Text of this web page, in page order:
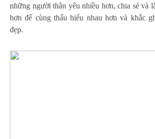
những người thân yêu nhiều hơn, chia sẻ và
hơn để cùng thấu hiểu nhau hơn và khắc
đẹp.